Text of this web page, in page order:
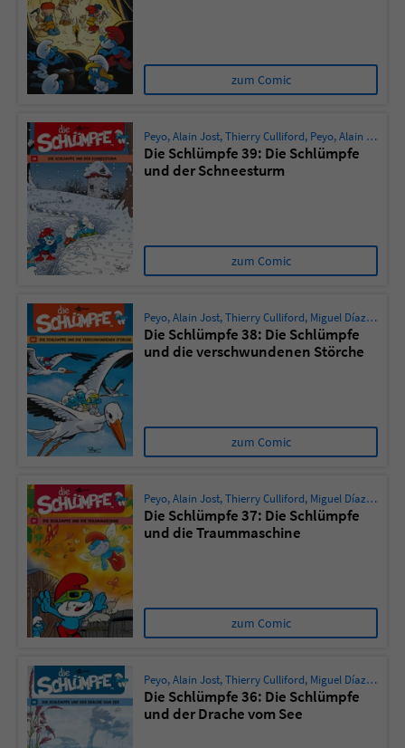
zum Comic
Peyo,Alain Jost,Thierry Culliford, Peyo,Alain Maury
Die Schlümpfe 39: Die Schlümpfe
und der Schneesturm
zum Comic
Peyo,Alain Jost,Thierry Culliford, Miguel Díaz Vizoso
Die Schlümpfe 38: Die Schlümpfe
und die verschwundenen Störche
zum Comic
Peyo,Alain Jost,Thierry Culliford, Miguel Díaz Vizoso
Die Schlümpfe 37: Die Schlümpfe
und die Traummaschine
zum Comic
Peyo,Alain Jost,Thierry Culliford, Miguel Díaz Vizoso
Die Schlümpfe 36: Die Schlümpfe
und der Drache vom See